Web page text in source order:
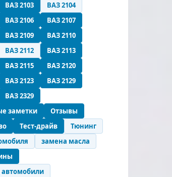
ВАЗ 2103
ВАЗ 2104
ВАЗ 2106
ВАЗ 2107
ВАЗ 2109
ВАЗ 2110
ВАЗ 2112
ВАЗ 2113
ВАЗ 2115
ВАЗ 2120
ВАЗ 2123
ВАЗ 2129
ВАЗ 2329
заметки
Отзывы
Тест-драйв
Тюнинг
замена масла
автомобили